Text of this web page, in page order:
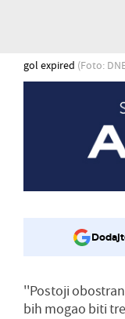
gol expired (Foto:
''Postoji
bih mogao biti